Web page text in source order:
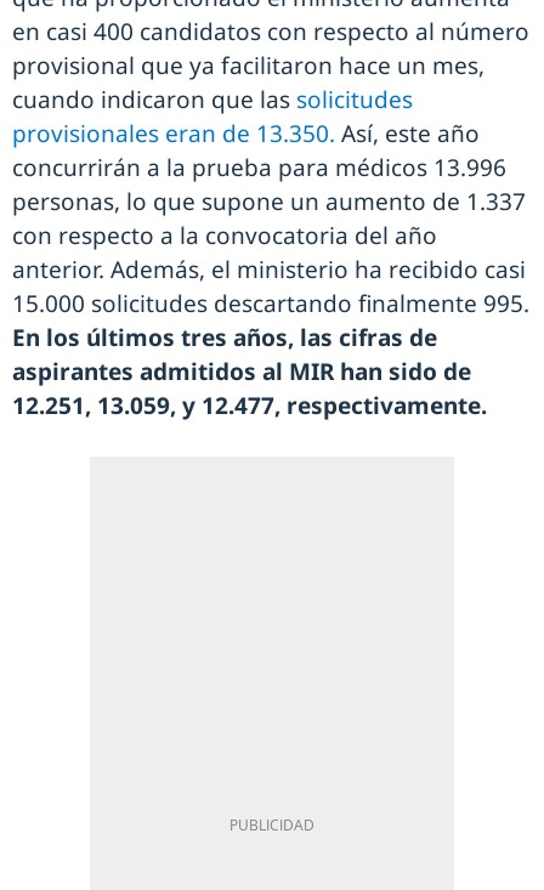
en casi 400 candidatos con respecto al número
provisional que ya facilitaron hace un mes,
cuando indicaron que las solicitudes
provisionales eran de 13.350. Así, este año
concurrirán a la prueba para médicos 13.996
personas, lo que supone un aumento de 1.337
con respecto a la convocatoria del año
anterior. Además, el ministerio ha recibido casi
15.000 solicitudes descartando finalmente 995.
En los últimos tres años, las cifras de
aspirantes admitidos al MIR han sido de
12.251, 13.059, y 12.477, respectivamente.